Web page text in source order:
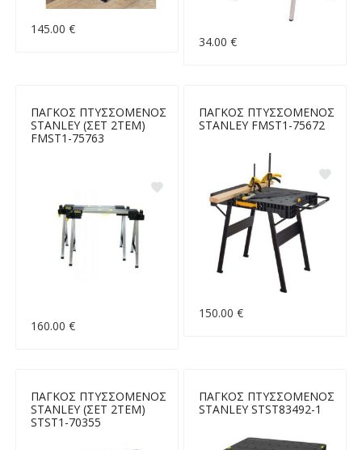
145.00 €
34.00 €
ΠΑΓΚΟΣ ΠΤΥΣΣΟΜΕΝΟΣ
STANLEY (ΣΕΤ 2ΤΕΜ)
FMST1-75763
160.00 €
ΠΑΓΚΟΣ ΠΤΥΣΣΟΜΕΝΟΣ
STANLEY FMST1-75672
150.00 €
ΠΑΓΚΟΣ ΠΤΥΣΣΟΜΕΝΟΣ
STANLEY (ΣΕΤ 2ΤΕΜ)
STST1-70355
ΠΑΓΚΟΣ ΠΤΥΣΣΟΜΕΝΟΣ
STANLEY STST83492-1